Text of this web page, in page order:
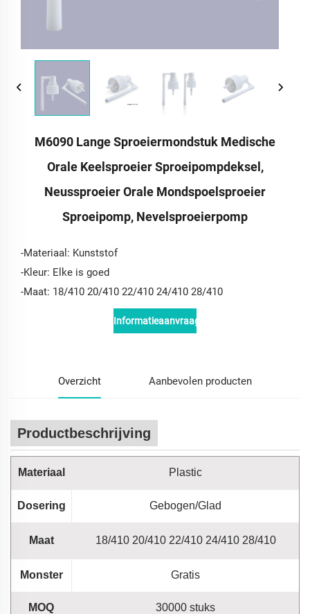
M6090 Lange Sproeiermondstuk Medische
Orale Keelsproeier Sproeipompdeksel,
Neussproeier Orale Mondspoelsproeier
Sproeipomp, Nevelsproeierpomp
-Materiaal: Kunststof
-Kleur: Elke is goed
-Maat: 18/410 20/410 22/410 24/410 28/410
Informatieaanvraag
Overzicht Aanbevolen producten
Productbeschrijving
Materiaal Plastic
Dosering Gebogen/Glad
Maat 18/410 20/410 22/410 24/410 28/410
Monster Gratis
MOQ 30000 stuks